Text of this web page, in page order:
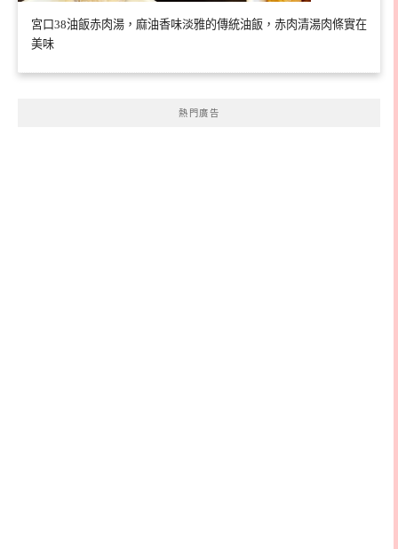
宮口38油飯赤肉湯，麻油香味淡雅的傳統油飯，赤肉清湯肉條實在
美味
熱門廣告